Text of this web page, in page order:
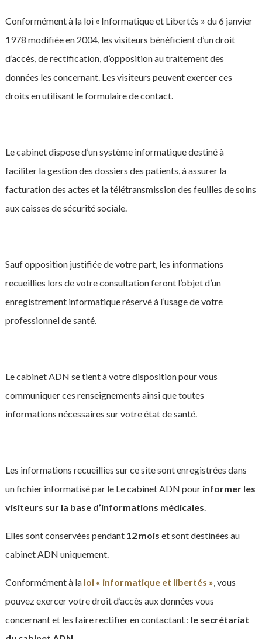
Conformément à la loi « Informatique et Libertés » du 6 janvier
1978 modifiée en 2004, les visiteurs bénéficient d’un droit
d’accès, de rectification, d’opposition au traitement des
données les concernant. Les visiteurs peuvent exercer ces
droits en utilisant le formulaire de contact.
Le cabinet dispose d’un système informatique destiné à
faciliter la gestion des dossiers des patients, à assurer la
facturation des actes et la télétransmission des feuilles de soins
aux caisses de sécurité sociale.
Sauf opposition justifiée de votre part, les informations
recueillies lors de votre consultation feront l’objet d’un
enregistrement informatique réservé à l’usage de votre
professionnel de santé.
Le cabinet ADN se tient à votre disposition pour vous
communiquer ces renseignements ainsi que toutes
informations nécessaires sur votre état de santé.
Les informations recueillies sur ce site sont enregistrées dans
un fichier informatisé par le Le cabinet ADN pour informer les
visiteurs sur la base d’informations médicales
Elles sont conservées pendant12 mois et sont destinées au
cabinet ADN uniquement.
Conformément à la loi « informatique et libertés » , vous
pouvez exercer votre droit d’accès aux données vous
concernant et les faire rectifier en contactant : le secrétariat